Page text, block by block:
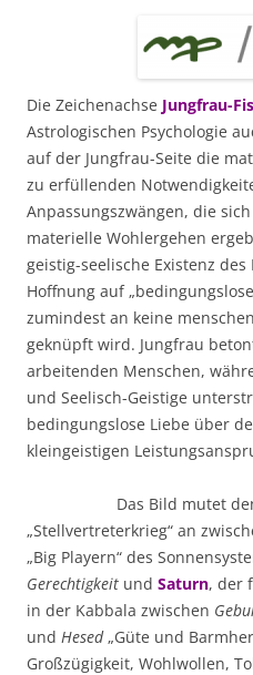
Die Zeichenachse Jungfrau-
Astrologischen Psychologie
auf der Jungfrau-Seite die
zu erfüllenden
Anpassungszwängen, die
materielle Wohlergehen
geistig-seelische Existenz
Hoffnung auf
zumindest an keine
geknüpft wird. Jungfrau
arbeitenden Menschen,
und Seelisch-Geistige
bedingungslose Liebe über
kleingeistigen
Das Bild mutet
„Stellvertreterkrieg“ an
„Big Playern“ des
Gerechtigkeit und Saturn, der
in der Kabbala zwischen
und Hesed„Güte und
Großzügigkeit, Wohlwollen,